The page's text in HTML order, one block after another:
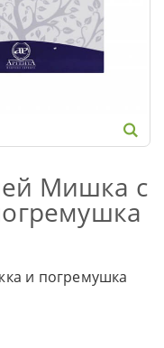
Мишка с
и погремушка